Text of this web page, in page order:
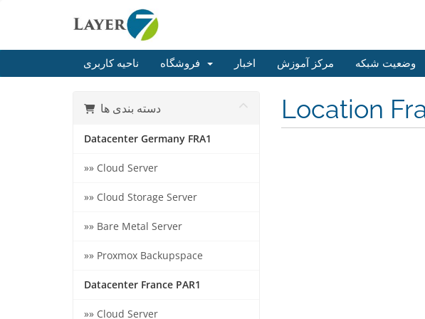
ناحیه کاربری اخبار مرکز آموزش وضعیت شبکه
دسته بندی ها
Datacenter Germany FRA1
»» Cloud Server
»» Cloud Storage Server
»» Bare Metal Server
»» Proxmox Backupspace
Datacenter France PAR1
»» Cloud Server
Location